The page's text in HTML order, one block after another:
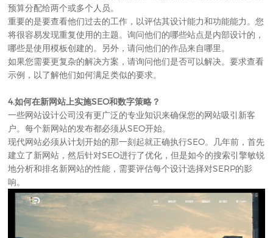
预算分配给两个或多个人员。
重要的是要查看他们过去的工作，以评估其设计能力和功能能力。您
将很容易发现重复使用的主题。询问他们的哪些站点是内部设计的，
哪些是使用模板创建的。另外，请问他们的作品来自哪里。
如果您需要更复杂的解决方案，请询问他们是否可以解决。要求查看
示例，以了解他们如何满足类似的要求。
4.如何在新网站上实施SEO和数字策略？
一些网站设计公司没有更广泛的专业知识来确保您的网站吸引新客
户。每个新网站的发布都必须从SEO开始。
现代网站必须从计划开始的那一刻起就正确执行SEO。几年前，首先
建立了新网站，然后针对SEO进行了优化，但是如今的搜索引擎敏锐
地分析和排名新网站的性能，需要评估每个设计选择对SERP的影
响。